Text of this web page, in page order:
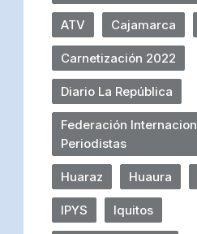
ATV Cajamarca
Carnetización 2022
Diario La República
Federación
Periodistas
Huaraz Huaura
IPYS Iquitos